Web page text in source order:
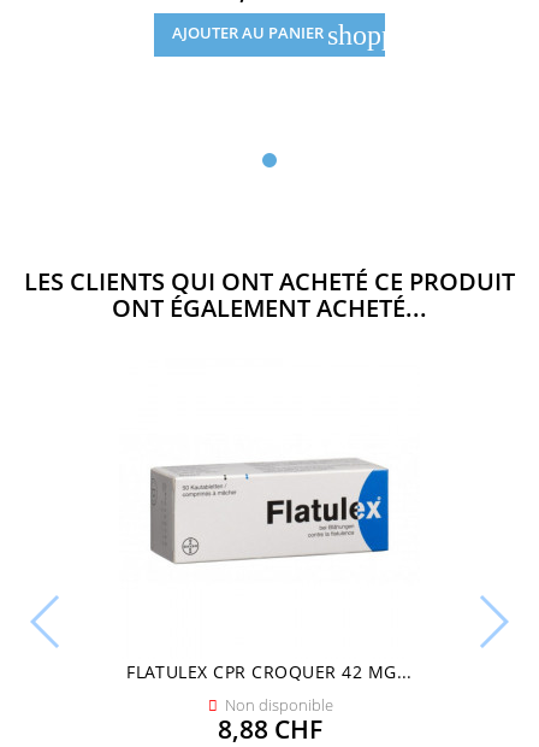
AJOUTER AU PANIER shopping_cart
LES CLIENTS QUI ONT ACHETÉ CE PRODUIT
ONT ÉGALEMENT ACHETÉ...
FLATULEX CPR CROQUER 42 MG...
 Non disponible
Prix
8,88 CHF